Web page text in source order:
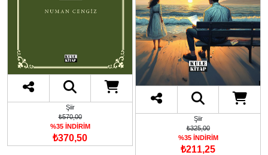
Şiir
₺570,00
%35 İNDİRİM
₺370,50
Şiir
₺325,00
%35 İNDİRİM
₺211,25